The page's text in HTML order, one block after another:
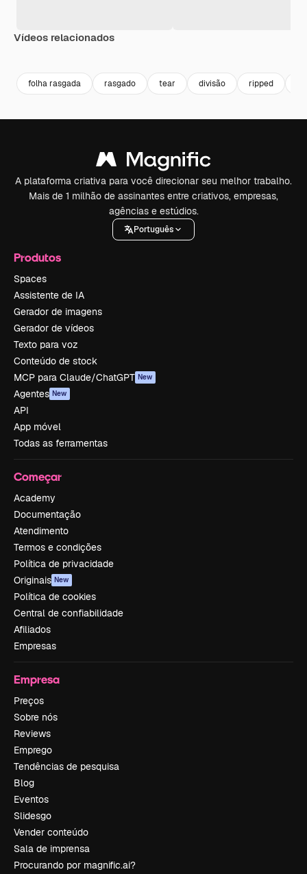
Vídeos relacionados
folha rasgada rasgado tear divisão ripped
A plataforma criativa para você direcionar seu melhor trabalho.
Mais de 1 milhão de assinantes entre criativos, empresas,
agências e estúdios.
Português
Produtos
Spaces
Assistente de IA
Gerador de imagens
Gerador de vídeos
Texto para voz
Conteúdo de stock
MCP para Claude/ChatGPT New
Agentes New
API
App móvel
Todas as ferramentas
Começar
Academy
Documentação
Atendimento
Termos e condições
Política de privacidade
Originais New
Política de cookies
Central de confiabilidade
Afiliados
Empresas
Empresa
Preços
Sobre nós
Reviews
Emprego
Tendências de pesquisa
Blog
Eventos
Slidesgo
Vender conteúdo
Sala de imprensa
Procurando por magnific.ai?